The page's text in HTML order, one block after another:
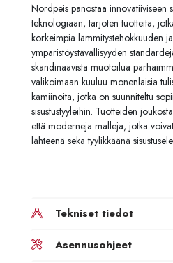
Nordpeis panostaa innovatiiviseen
teknologiaan, tarjoten tuotteita,
korkeimpia lämmitystehokkuuden ja
ympäristöystävällisyyden
skandinaavista muotoilua
valikoimaan kuuluu monenlaisia
kamiinoita, jotka on suunniteltu
sisustustyyleihin. Tuotteiden
että moderneja malleja, jotka
lähteenä sekä tyylikkäänä
Tekniset tiedot
Asennusohjeet